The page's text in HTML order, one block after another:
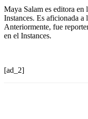
Maya Salam es editora
Instances. Es aficionada
Anteriormente, fue
en el Instances.
[ad_2]